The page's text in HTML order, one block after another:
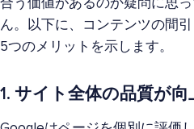
合う価値があるのか疑問に思
ん。以下に、コンテンツの間
5つのメリットを示します。
1. サイト全体の品質が向